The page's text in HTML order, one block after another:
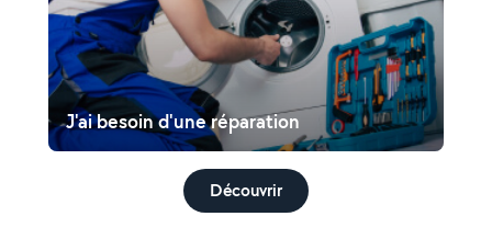
J'ai besoin d'une réparation
Découvrir